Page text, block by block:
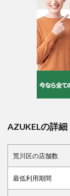
AZUKELの詳細
荒川区の店舗数
最低利用期間